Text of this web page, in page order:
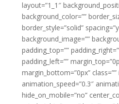
layout=”1_1″
background_color=””
border_style=”solid”
background_image=””
padding_top=””
padding_left=””
margin_bottom=”0px” class=””
animation_speed=”0.3″
hide_on_mobile=”no”